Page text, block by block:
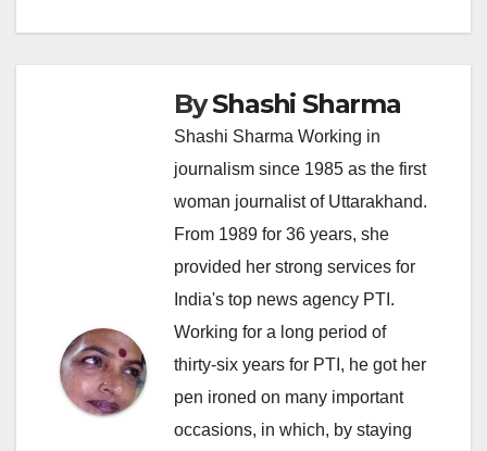
ByShashi Sharma
Shashi Sharma Working in
journalism since 1985 as the first
woman journalist of Uttarakhand.
From 1989 for 36 years, she
provided her strong services for
India's top news agency PTI.
Working for a long period of
thirty-six years for PTI, he got her
pen ironed on many important
occasions, in which, by staying